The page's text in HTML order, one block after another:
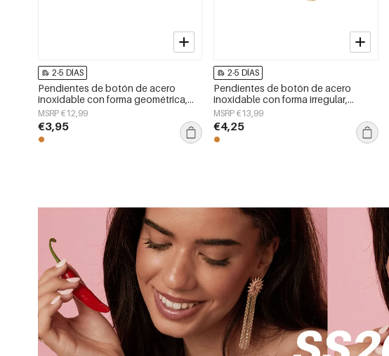
2-5 DÍAS
Pendientes de botón de acero
inoxidable con forma geométrica,
sencillos, de la serie Daily Simple,
joyería para mujer.
MSRP €12,99
€3,95
2-5 DÍAS
Pendientes de botón de acero
inoxidable con forma irregular,
sencillos, de la serie Daily Simple,
joyería para mujer.
MSRP €13,99
€4,25